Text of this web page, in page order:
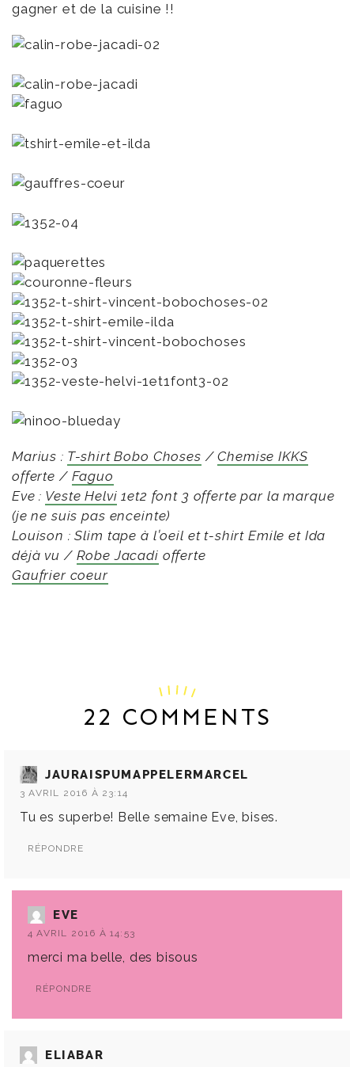
gagner et de la cuisine !!
Marius : T-shirt Bobo Choses /Chemise IKKS
offerte / Faguo
Eve : Veste Helvi 1et2 font 3 offerte par la marque
(je ne suis pas enceinte)
Louison : Slim tape à l’oeil et t-shirt Emile et Ida
déjà vu / Robe Jacadi offerte
Gaufrier coeur
22 COMMENTS
JAURAISPUMAPPELERMARCEL
3 AVRIL 2016 À 23:14
Tu es superbe! Belle semaine Eve, bises.
RÉPONDRE
EVE
4 AVRIL 2016 À 14:53
merci ma belle, des bisous
RÉPONDRE
ELIABAR